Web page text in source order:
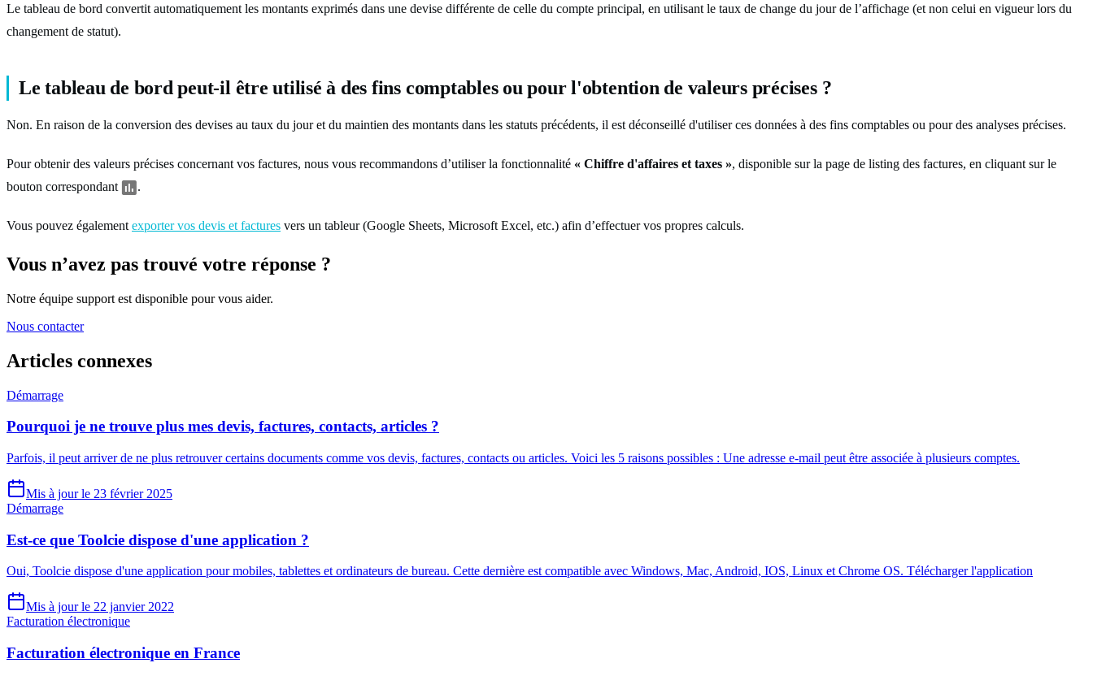
Le tableau de bord convertit automatiquement les montants exprimés dans une devise différente de celle du compte principal, en utilisant le taux de change du jour de l’affichage (et non celui en vigueur lors du
changement de statut).
Le tableau de bord peut-il être utilisé à des fins comptables ou pour l'obtention de valeurs précises ?
Non. En raison de la conversion des devises au taux du jour et du maintien des montants dans les statuts précédents, il est déconseillé d'utiliser ces données à des fins comptables ou pour des analyses précises.
Pour obtenir des valeurs précises concernant vos factures, nous vous recommandons d’utiliser la fonctionnalité « Chiffre d'affaires et taxes », disponible sur la page de listing des factures, en cliquant sur le
bouton correspondant
.
Vous pouvez également exporter vos devis et factures vers un tableur (Google Sheets, Microsoft Excel, etc.) afin d’effectuer vos propres calculs.
Vous n’avez pas trouvé votre réponse ?
Notre équipe support est disponible pour vous aider.
Nous contacter
Articles connexes
Démarrage
Pourquoi je ne trouve plus mes devis, factures, contacts, articles ?
Parfois, il peut arriver de ne plus retrouver certains documents comme vos devis, factures, contacts ou articles. Voici les 5 raisons possibles : Une adresse e-mail peut être associée à plusieurs comptes.
Mis à jour le 23 février 2025
Démarrage
Est-ce que Toolcie dispose d'une application ?
Oui, Toolcie dispose d'une application pour mobiles, tablettes et ordinateurs de bureau. Cette dernière est compatible avec Windows, Mac, Android, IOS, Linux et Chrome OS. Télécharger l'application
Mis à jour le 22 janvier 2022
Facturation électronique
Facturation électronique en France